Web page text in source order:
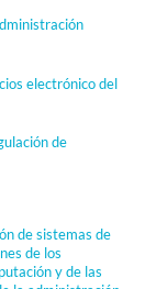
electrónico del
de
de sistemas de
de los
y de las